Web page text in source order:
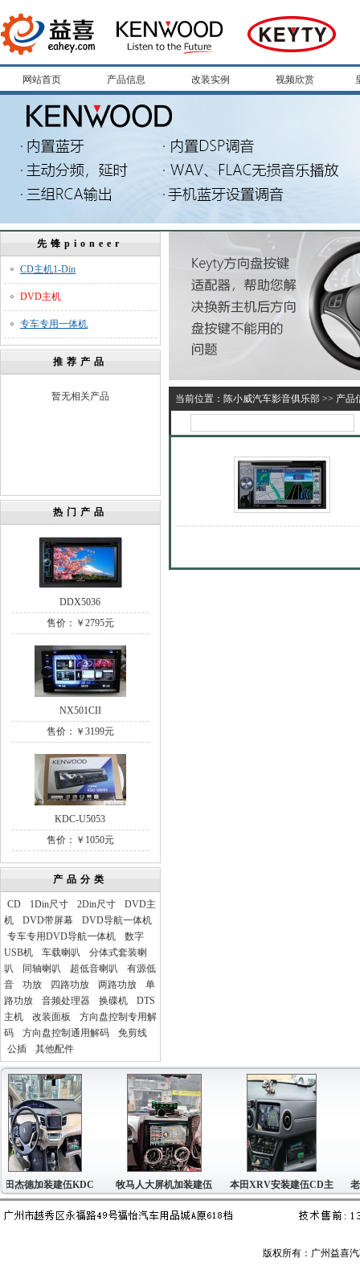
网站首页 产品信息 改装实例 视频欣赏
先锋pioneer
CD主机1-Din
DVD主机
专车专用一体机
推荐产品
暂无相关产品
热门产品
DDX5036
售价：￥2795元
NX501CII
售价：￥3199元
KDC-U5053
售价：￥1050元
产品分类
CD 1Din尺寸 2Din尺寸
DVD主
机
DVD带屏幕
DVD导航一体机
专车专用DVD导航一体机
数字
USB机
车载喇叭
分体式套装喇
叭
同轴喇叭 超低音喇叭
有源低
音
功放 四路功放 两路功放
单
路功放
音频处理器 换碟机
DTS
主机
改装面板
方向盘控制专用解
码
方向盘控制通用解码
免剪线
公插
其他配件
当前位置： 陈小威汽车影音俱乐部 >> 产品
杰德加装建伍KDC 牧马人大屏机加装建伍 本田XRV安装建伍CD主 老
版权所有：广州益喜